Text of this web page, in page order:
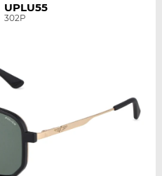
UPLU55
302P